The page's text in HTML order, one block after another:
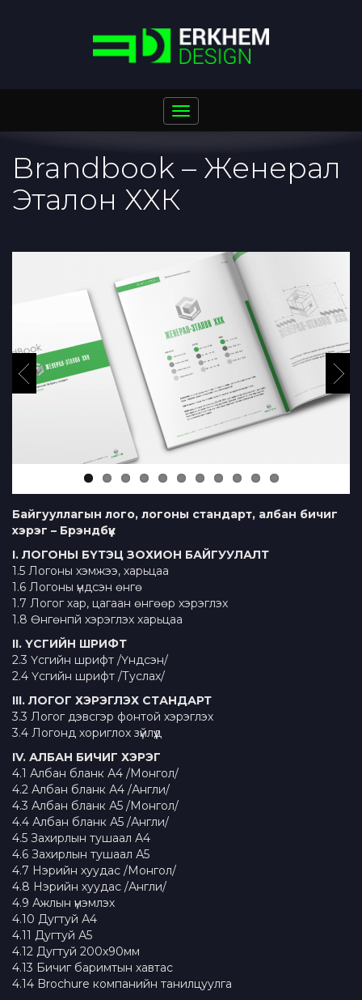
Toggle
navigation
Brandbook – Женерал
Эталон ХХК
Байгууллагын лого, логоны стандарт, албан бичиг
хэрэг – Брэндбүүк
I. ЛОГОНЫ БҮТЭЦ ЗОХИОН БАЙГУУЛАЛТ
1.5 Логоны хэмжээ, харьцаа
1.6 Логоны үндсэн өнгө
1.7 Логог хар, цагаан өнгөөр хэрэглэх
1.8 Өнгөнпй хэрэглэх харьцаа
II. ҮСГИЙН ШРИФТ
2.3 Үсгийн шрифт /Үндсэн/
2.4 Үсгийн шрифт /Туслах/
III. ЛОГОГ ХЭРЭГЛЭХ СТАНДАРТ
3.3 Логог дэвсгэр фонтой хэрэглэх
3.4 Логонд хориглох зүйлүүд
IV. АЛБАН БИЧИГ ХЭРЭГ
4.1 Албан бланк А4 /Монгол/
4.2 Албан бланк А4 /Англи/
4.3 Албан бланк А5 /Монгол/
4.4 Албан бланк А5 /Англи/
4.5 Захирлын тушаал А4
4.6 Захирлын тушаал А5
4.7 Нэрийн хуудас /Монгол/
4.8 Нэрийн хуудас /Англи/
4.9 Ажлын үнэмлэх
4.10 Дугтуй А4
4.11 Дугтуй А5
4.12 Дугтуй 200х90мм
4.13 Бичиг баримтын хавтас
4.14 Brochure компанийн танилцуулга